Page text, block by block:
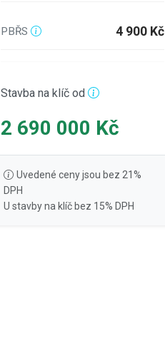
PBŘS 4 900 Kč
Stavba na klíč od
2 690 000 Kč
Uvedené ceny jsou bez 21%
DPH
U stavby na klíč bez 15% DPH